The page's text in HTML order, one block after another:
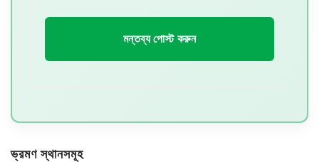
মন্তব্য পোস্ট করুন
ভ্রমণ স্থানসমূহ